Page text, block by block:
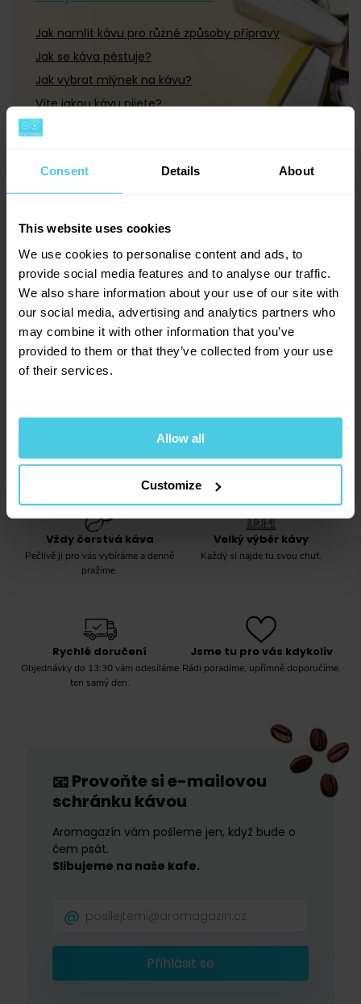
Consent Details About
This website uses cookies
We use cookies to personalise content and ads, to
provide social media features and to analyse our traffic.
We also share information about your use of our site with
our social media, advertising and analytics partners who
may combine it with other information that you’ve
provided to them or that they’ve collected from your use
of their services.
Allow all
Customize
Jak namlít kávu pro různé způsoby přípravy
Jak se káva pěstuje?
Jak vybrat mlýnek na kávu?
Víte jakou kávu pijete?
+420 277 277 949
Po–Pá: 8:00–16:30
info@aromaniac.cz
Odpovídáme do jednoho dne
Vždy čerstvá káva
Pečlivě ji pro vás vybíráme a denně
pražíme.
Velký výběr kávy
Každý si najde tu svou chuť.
Rychlé doručení
Objednávky do 13:30 vám odesíláme
ten samý den.
Jsme tu pro vás kdykoliv
Rádi poradíme, upřímně doporučíme.
📧Provoňte si e-mailovou
schránku kávou
Aromagazín vám pošleme jen, když bude o
čem psát.
Slibujeme na naše kafe.
Přihlásit se